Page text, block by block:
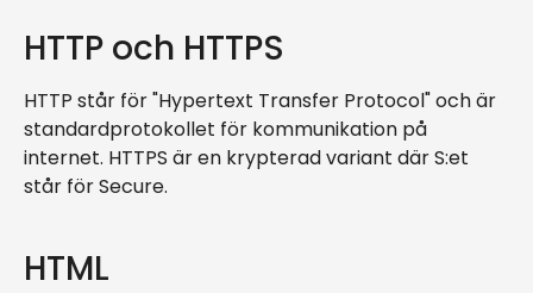
HTTP och HTTPS
HTTP står för "Hypertext Transfer Protocol" och är
standardprotokollet för kommunikation på
internet. HTTPS är en krypterad variant där S:et
står för Secure.
HTML